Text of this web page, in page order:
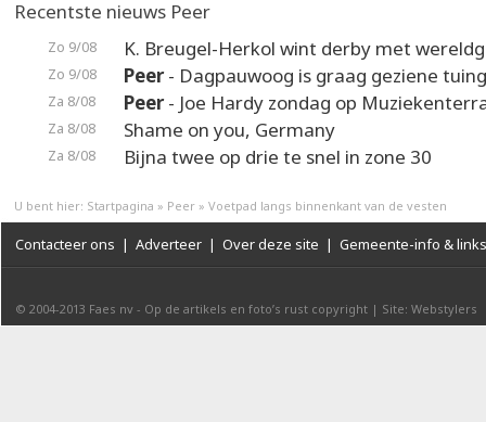
Recentste nieuws Peer
Zo 9/08 K. Breugel-Herkol wint derby met
Zo 9/08 Peer- Dagpauwoog is graag geziene
Za 8/08 Peer- Joe Hardy zondag op
Za 8/08 Shame on you, Germany
Za 8/08 Bijna twee op drie te snel in zone 30
U bent hier: Startpagina » Peer » Voetpad langs binnenkant van de vesten
Contacteer ons | Adverteer | Over deze site | Gemeente-info & links
© 2004-2013 Faes nv - Op de artikels en foto’s rust copyright | Site: Webstylers